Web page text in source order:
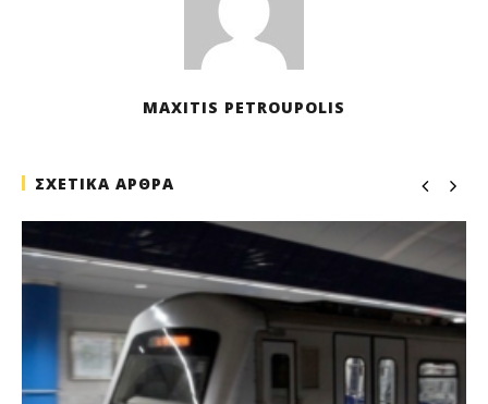
MAXITIS PETROUPOLIS
ΣΧΕΤΙΚΑ ΑΡΘΡΑ